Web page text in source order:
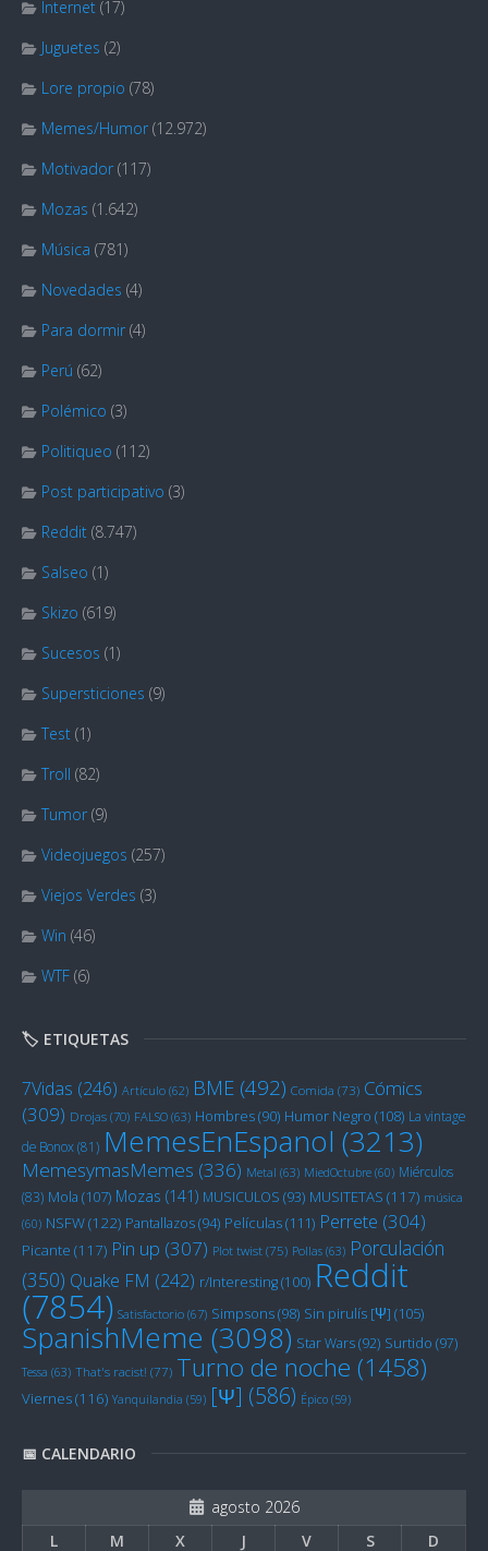
Internet (17)
Juguetes (2)
Lore propio (78)
Memes/Humor (12.972)
Motivador (117)
Mozas (1.642)
Música (781)
Novedades (4)
Para dormir (4)
Perú (62)
Polémico (3)
Politiqueo (112)
Post participativo (3)
Reddit (8.747)
Salseo (1)
Skizo (619)
Sucesos (1)
Supersticiones (9)
Test (1)
Troll (82)
Tumor (9)
Videojuegos (257)
Viejos Verdes (3)
Win (46)
WTF (6)
🏷️ ETIQUETAS
7Vidas (246) Artículo (62) BME (492) Comida (73) Cómics
(309) Drojas (70) FALSO (63) Hombres(90) Humor Negro (108) La vintage
de Bonox(81) MemesEnEspanol (3213)
MemesymasMemes (336) Metal (63) MiedOctubre (60) Miérculos
(83) Mola (107) Mozas (141) MUSICULOS (93) MUSITETAS (117) música
(60) NSFW(122) Pantallazos(94) Películas(111) Perrete (304)
Picante (117) Pin up (307) Plot twist (75) Pollas (63) Porculación
(350) Quake FM (242) r/Interesting(100) Reddit
(7854) Satisfactorio (67) Simpsons(98) Sin pirulís [Ψ] (105)
SpanishMeme (3098) Star Wars(92) Surtido (97)
Tessa (63) That's racist! (77) Turno de noche (1458)
Viernes(116) Yanquilandia (59) [Ψ] (586) Épico (59)
📅 CALENDARIO
agosto 2026
L
M X J V S D